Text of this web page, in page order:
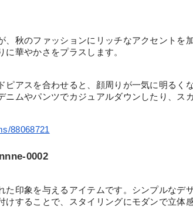
秋のファッションにリッチなアクセント
華やかさをプラスします。
アスを合わせると、顔周りが一気に明る
ムやパンツでカジュアルダウンしたり、
88068721
0002
印象を与えるアイテムです。シンプルな
することで、スタイリングにモダンで立